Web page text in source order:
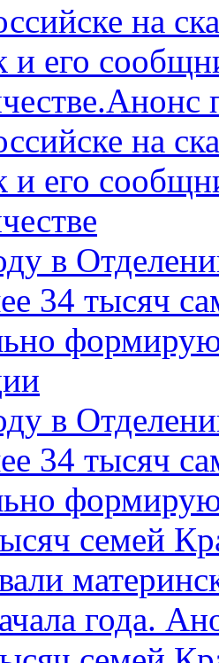
на
и его
на
и его
в
34 тысяч
в
34 тысяч
семей
года.